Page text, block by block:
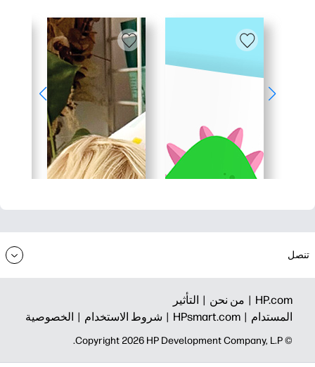
تنصل
HP.com | من نحن | التأثير
المستدام | HPsmart.com | شروط الاستخدام | الخصوصية
© Copyright 2026 HP Development Company, L.P.